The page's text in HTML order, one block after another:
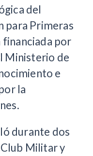
del
para Primeras
financiada por
Ministerio de
e
la
durante dos
Militar y